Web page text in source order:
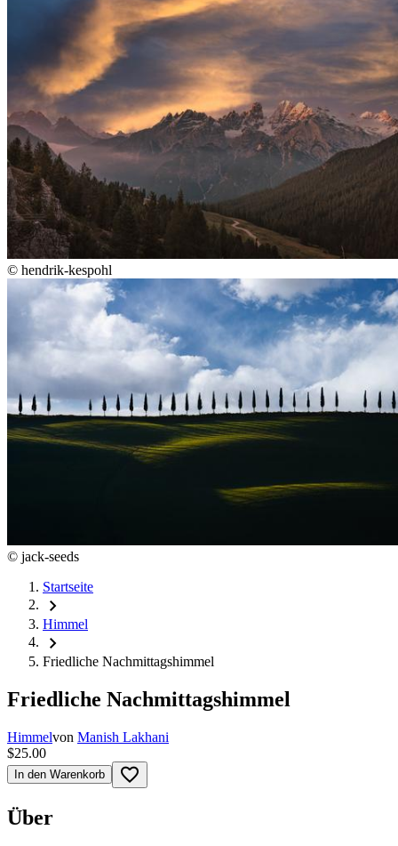
© hendrik-kespohl
© jack-seeds
Startseite
chevron_right
Himmel
chevron_right
Friedliche Nachmittagshimmel
Friedliche Nachmittagshimmel
Himmelvon Manish Lakhani
$25.00
In den Warenkorb favorite_border
Über